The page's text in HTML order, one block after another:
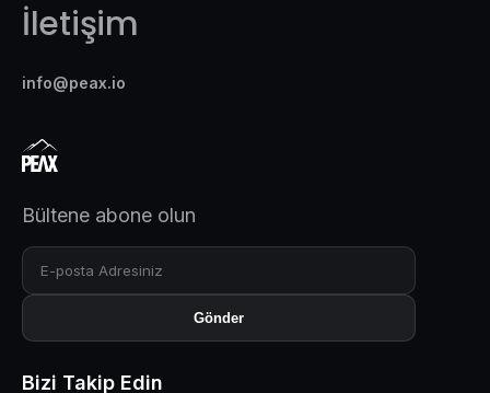
İletişim
info@peax.io
Bültene abone olun
Gönder
Bizi Takip Edin